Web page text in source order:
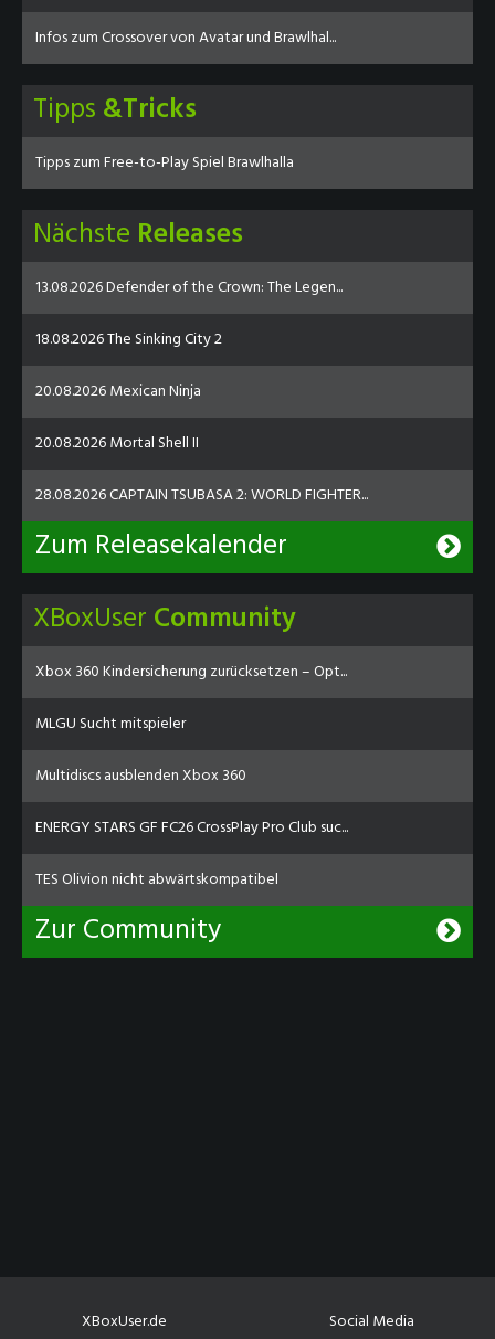
Infos zum Crossover von Avatar und Brawlhal...
Tipps &Tricks
Tipps zum Free-to-Play Spiel Brawlhalla
Nächste Releases
13.08.2026 Defender of the Crown: The Legen...
18.08.2026 The Sinking City 2
20.08.2026 Mexican Ninja
20.08.2026 Mortal Shell II
28.08.2026 CAPTAIN TSUBASA 2: WORLD FIGHTER...
Zum Releasekalender
XBoxUser Community
Xbox 360 Kindersicherung zurücksetzen – Opt...
MLGU Sucht mitspieler
Multidiscs ausblenden Xbox 360
ENERGY STARS GF FC26 CrossPlay Pro Club suc...
TES Olivion nicht abwärtskompatibel
Zur Community
XBoxUser.de Social Media